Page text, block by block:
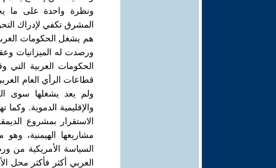
ونظرة واحدة على ما
المشرق تكفي لإدراك
هم يشغل الحكومات
ورصدت له الميزانيات
الحكومات العربية التي
قطاعات الرأي العام
ولم يعد يشغلها سوى
والإقليمية الدموية.
الاستقرار بمشروع
مشاريعها الهيمنية،
السياسة الأمريكية من
العربي أكثر فأكثر محل